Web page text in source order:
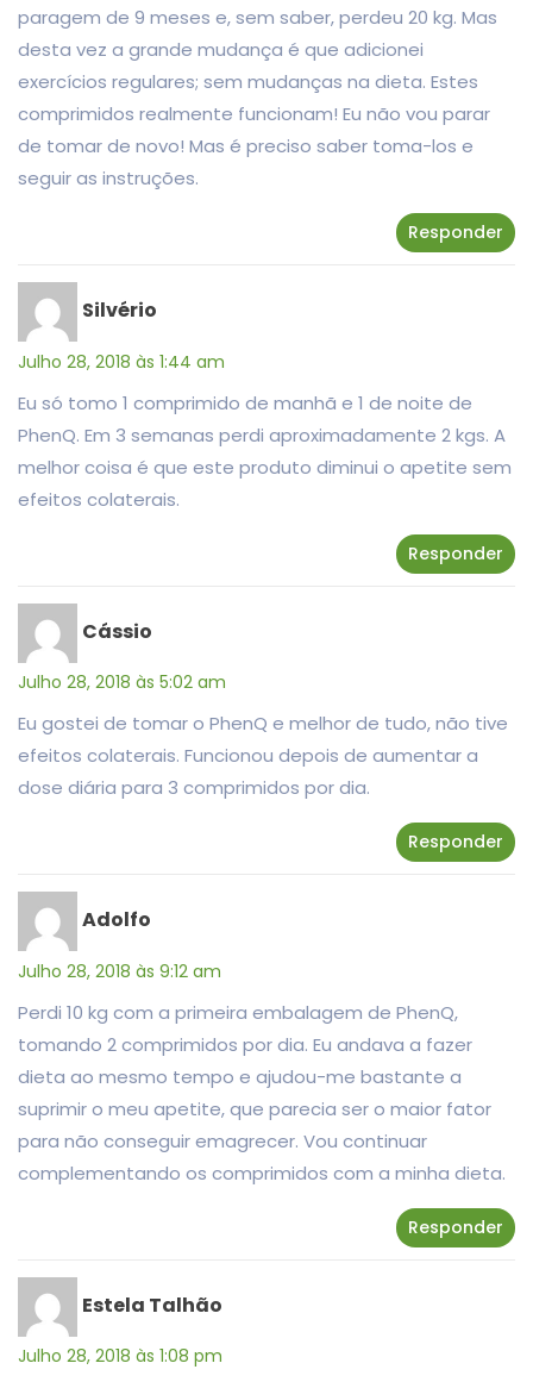
paragem de 9 meses e, sem saber, perdeu 20 kg. Mas
desta vez a grande mudança é que adicionei
exercícios regulares; sem mudanças na dieta. Estes
comprimidos realmente funcionam! Eu não vou parar
de tomar de novo! Mas é preciso saber toma-los e
seguir as instruções.
Responder
Silvério
Julho 28, 2018 às 1:44 am
Eu só tomo 1 comprimido de manhã e 1 de noite de
PhenQ. Em 3 semanas perdi aproximadamente 2 kgs. A
melhor coisa é que este produto diminui o apetite sem
efeitos colaterais.
Responder
Cássio
Julho 28, 2018 às 5:02 am
Eu gostei de tomar o PhenQ e melhor de tudo, não tive
efeitos colaterais. Funcionou depois de aumentar a
dose diária para 3 comprimidos por dia.
Responder
Adolfo
Julho 28, 2018 às 9:12 am
Perdi 10 kg com a primeira embalagem de PhenQ,
tomando 2 comprimidos por dia. Eu andava a fazer
dieta ao mesmo tempo e ajudou-me bastante a
suprimir o meu apetite, que parecia ser o maior fator
para não conseguir emagrecer. Vou continuar
complementando os comprimidos com a minha dieta.
Responder
Estela Talhão
Julho 28, 2018 às 1:08 pm